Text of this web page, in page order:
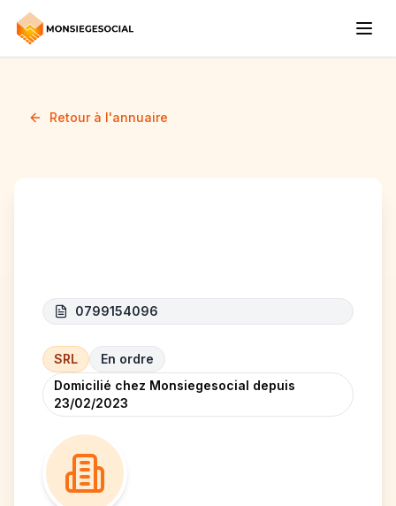
Retour à l'annuaire
0799154096
SRL
En ordre
Domicilié chez Monsiegesocial depuis
23/02/2023